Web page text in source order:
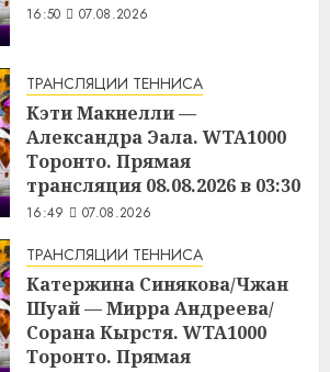
16:50 07.08.2026
ТРАНСЛЯЦИИ ТЕННИСА
Кэти Макнелли —
Александра Эала. WTA1000
Торонто. Прямая
трансляция 08.08.2026 в 03:30
16:49 07.08.2026
ТРАНСЛЯЦИИ ТЕННИСА
Катержина Синякова/Чжан
Шуай — Мирра Андреева/
Сорана Кырстя. WTA1000
Торонто. Прямая